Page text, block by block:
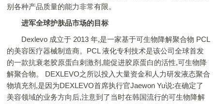
别各种产品质量的能力非常有限。
进军全球护肤品市场的目标
Dexlevo 成立于 2013 年,是一家基于可生物降解聚合物 PCL
的美容医疗器械制造商。PCL 液化专利技术是该公司全球首发
的一款抗衰老胶原蛋白刺激剂,能促进胶原蛋白的活性,可生物降
解聚合物。 DEXLEVO之所以投入大量资金和人力研发液态聚合
物填充剂,是因为DEXLEVO首席执行官Jaewon Yu说:在确定了
美容领域的业务方向后,注意到了当时在韩国流行的可生物降解